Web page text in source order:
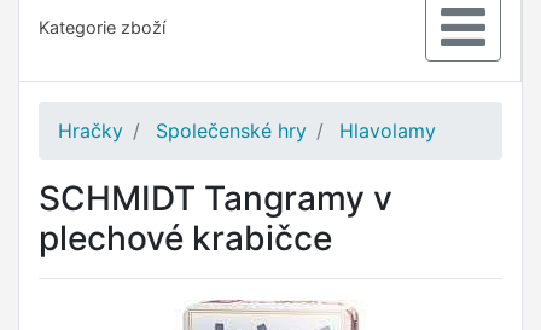
Kategorie zboží
Hračky Společenské hry Hlavolamy
SCHMIDT Tangramy v
plechové krabičce